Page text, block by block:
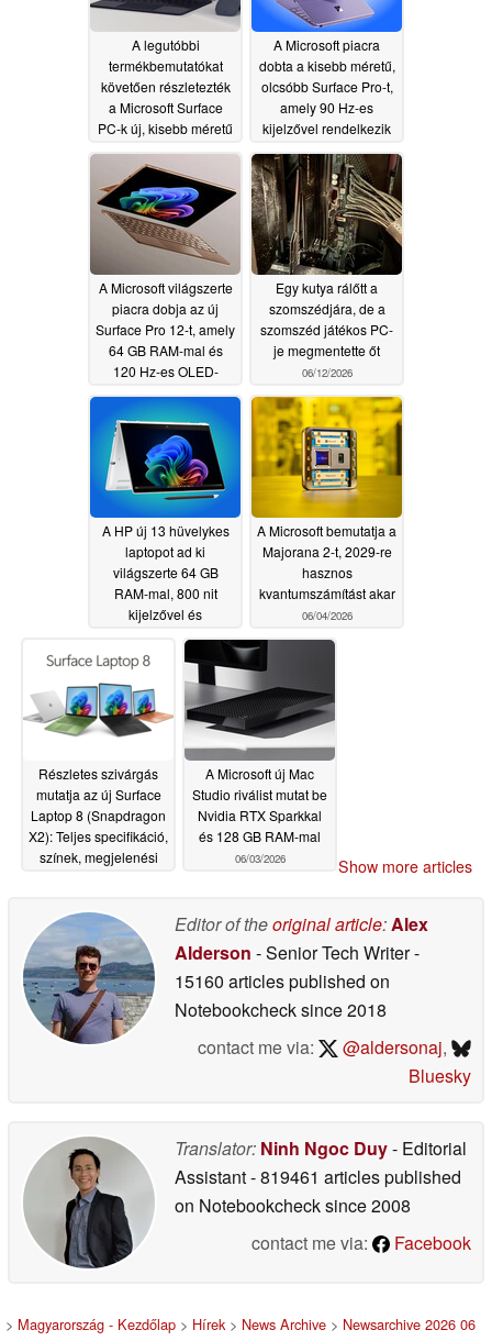
A legutóbbi
termékbemutatókat
követően részletezték
a Microsoft Surface
PC-k új, kisebb méretű
fejlesztési terveit
07/01/2026
A Microsoft piacra
dobta a kisebb méretű,
olcsóbb Surface Pro-t,
amely 90 Hz-es
kijelzővel rendelkezik
06/24/2026
A Microsoft világszerte
piacra dobja az új
Surface Pro 12-t, amely
64 GB RAM-mal és
120 Hz-es OLED-
06/17/2026
Egy kutya rálőtt a
szomszédjára, de a
szomszéd játékos PC-
je megmentette őt
06/12/2026
A HP új 13 hüvelykes
laptopot ad ki
világszerte 64 GB
RAM-mal, 800 nit
kijelzővel és
06/04/2026
A Microsoft bemutatja a
Majorana 2-t, 2029-re
hasznos
kvantumszámítást akar
06/04/2026
Részletes szivárgás
mutatja az új Surface
Laptop 8 (Snapdragon
X2): Teljes specifikáció,
színek, megjelenési
A Microsoft új Mac
Studio riválist mutat be
Nvidia RTX Sparkkal
és 128 GB RAM-mal
06/03/2026 Show more articles
Editor of theoriginal article:Alex
Alderson - Senior Tech Writer-
15160 articles published on
Notebookchecksince 2018
contact me via:
@aldersonaj,
Bluesky
Translator: Ninh Ngoc Duy- Editorial
Assistant- 819461 articles published
on Notebookchecksince 2008
contact me via:
Facebook
> Magyarország - Kezdőlap > Hírek > News Archive > Newsarchive 2026 06